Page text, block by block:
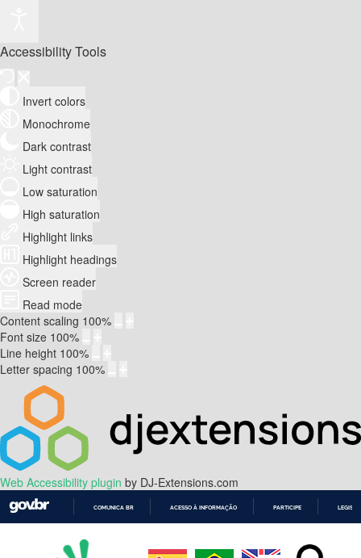
Accessibility Tools
Invert colors
Monochrome
Dark contrast
Light contrast
Low saturation
High saturation
Highlight links
Highlight headings
Screen reader
Read mode
Content scaling 100%
Font size 100%
Line height 100%
Letter spacing 100%
Web Accessibility plugin by DJ-Extensions.com
COMUNICA BR ACESSO À INFORMAÇÃO PARTICIPE